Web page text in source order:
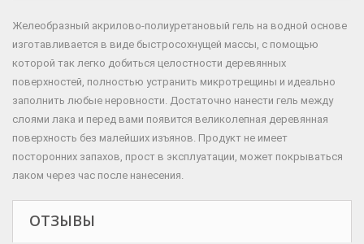
Желеобразный акрилово-полиуретановый гель на водной основе
изготавливается в виде быстросохнущей массы, с помощью
которой так легко добиться целостности деревянных
поверхностей, полностью устранить микротрещины и идеально
заполнить любые неровности. Достаточно нанести гель между
слоями лака и перед вами появится великолепная деревянная
поверхность без малейших изъянов. Продукт не имеет
посторонних запахов, прост в эксплуатации, может покрываться
лаком через час после нанесения.
ОТЗЫВЫ